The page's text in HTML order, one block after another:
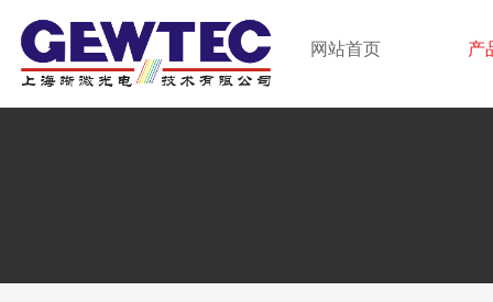
网站首页 产
GEWTEC LTD.
上海晰微光电技术有限公司